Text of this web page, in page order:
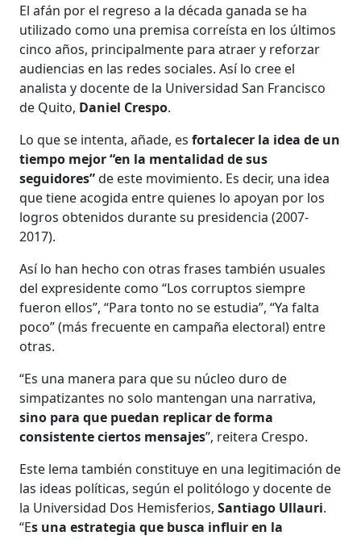
El afán por el regreso a la década ganada se ha
utilizado como una premisa correísta en los últimos
cinco años, principalmente para atraer y reforzar
audiencias en las redes sociales. Así lo cree el
analista y docente de la Universidad San Francisco
de Quito, Daniel Crespo.
Lo que se intenta, añade, esfortalecer la idea de un
tiempo mejor “en la mentalidad de sus
seguidores”de este movimiento. Es decir, una idea
que tiene acogida entre quienes lo apoyan por los
logros obtenidos durante su presidencia (2007-
2017).
Así lo han hecho con otras frases también usuales
del expresidente como “Los corruptos siempre
fueron ellos”, “Para tonto no se estudia”, “Ya falta
poco” (más frecuente en campaña electoral) entre
otras.
“Es una manera para que su núcleo duro de
simpatizantes no solo mantengan una narrativa,
sino para que puedan replicar de forma
consistente ciertos mensajes”, reitera Crespo.
Este lema también constituye en una legitimación de
las ideas políticas, según el politólogo y docente de
la Universidad Dos Hemisferios, Santiago Ullauri.
“Es una estrategia que busca influir en la